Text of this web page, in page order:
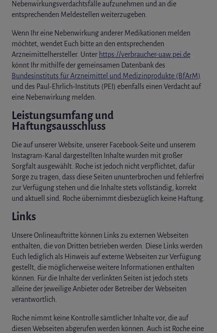
Nebenwirkungsverdachtsfälle aufzunehmen und an die
entsprechenden Meldestellen weiterzugeben.
Wenn Ihr eine Nebenwirkung anderer Medikationen melden
möchtet, wendet Euch bitte an den entsprechenden
Arzneimittelhersteller. Unter https://verbraucher-uaw.pei.de
könnt Ihr mithilfe der gemeinsamen Datenbank des
Bundesinstituts für Arzneimittel und Medizinprodukte (BfArM)
und des Paul-Ehrlich-Instituts (PEI) ebenfalls einen Verdacht auf
eine Nebenwirkung melden.
Leistungsumfang und
Haftungsausschluss
Die auf unserer Website, unserer Facebook-Seite und unserem
Instagram-Kanal dargestellten Inhalte wurden mit großer
Sorgfalt ausgewählt. Roche ist jedoch nicht verpflichtet, dafür
Sorge zu tragen, dass diese Seiten ununterbrochen und fehlerfrei
zur Verfügung stehen und die Inhalte stets vollständig, korrekt
und aktuell sind. Roche übernimmt diesbezüglich keine Haftung.
Links
Unsere Onlineauftritte können Links zu externen Webseiten
enthalten, die von Dritten betrieben werden. Diese Links werden
Euch lediglich als Hinweis auf externe Webseiten zur Verfügung
gestellt, die möglicherweise weitere Informationen enthalten
können. Für die Inhalte der verlinkten Seiten ist jedoch stets
alleine der jeweilige Anbieter oder Betreiber der Webseiten
verantwortlich.
Roche nimmt keine Kontrolle sämtlicher Inhalte vor, die auf
diesen Webseiten abgerufen werden können. Auch ist Roche eine